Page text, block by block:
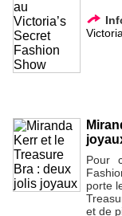
Pour
porte
et de